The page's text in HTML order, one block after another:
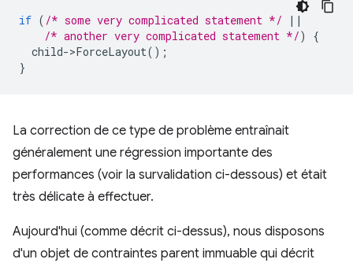
if ( /* some very complicated statement */
||
/* another very complicated statement */)
{
child->ForceLayout();
}
La correction de ce type de problème entraînait
généralement une régression importante des
performances (voir la survalidation ci-dessous) et était
très délicate à effectuer.
Aujourd'hui (comme décrit ci-dessus), nous disposons
d'un objet de contraintes parent immuable qui décrit